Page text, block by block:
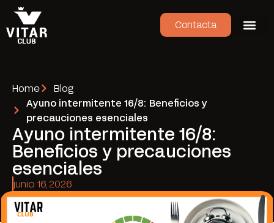
Contacta
Home
Blog
Ayuno intermitente 16/8: Beneficios y
precauciones esenciales
Ayuno intermitente 16/8:
Beneficios y precauciones
esenciales
junio 16, 2026